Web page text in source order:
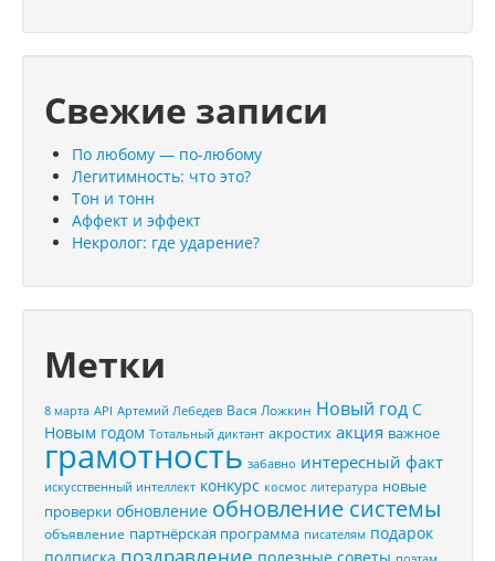
Свежие записи
По любому — по-любому
Легитимность: что это?
Тон и тонн
Аффект и эффект
Некролог: где ударение?
Метки
8 марта API Артемий Лебедев Вася Ложкин Новый год С
Новым годом Тотальный диктант акростих акция важное
грамотность забавно интересный факт
искусственный интеллект конкурс космос литература новые
проверки обновление обновление системы
объявление партнёрская программа писателям подарок